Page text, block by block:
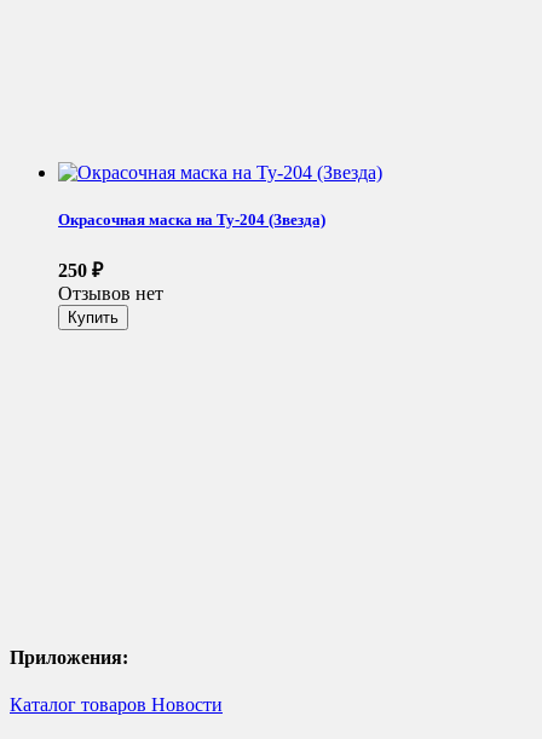
Окрасочная маска на Ту-204 (Звезда)
250 ₽
Отзывов нет
Приложения:
Каталог товаров Новости